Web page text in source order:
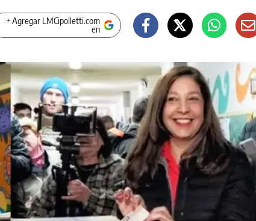
+ Agregar LMCipolletti.com
en